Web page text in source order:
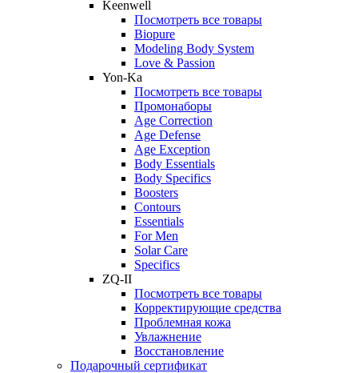
Keenwell
Посмотреть все товары
Biopure
Modeling Body System
Love & Passion
Yon-Ka
Посмотреть все товары
Промонаборы
Age Correction
Age Defense
Age Exception
Body Essentials
Body Specifics
Boosters
Contours
Essentials
For Men
Solar Care
Specifics
ZQ-II
Посмотреть все товары
Корректирующие средства
Проблемная кожа
Увлажнение
Восстановление
Подарочный сертификат